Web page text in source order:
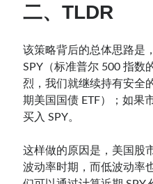
二、TLDR
该策略背后的总体思路是
SPY（标准普尔 500 指数
烈，我们就继续持有安全
期美国国债 ETF）；如果
买入 SPY。
这样做的原因是，美国股
波动率时期，而低波动率